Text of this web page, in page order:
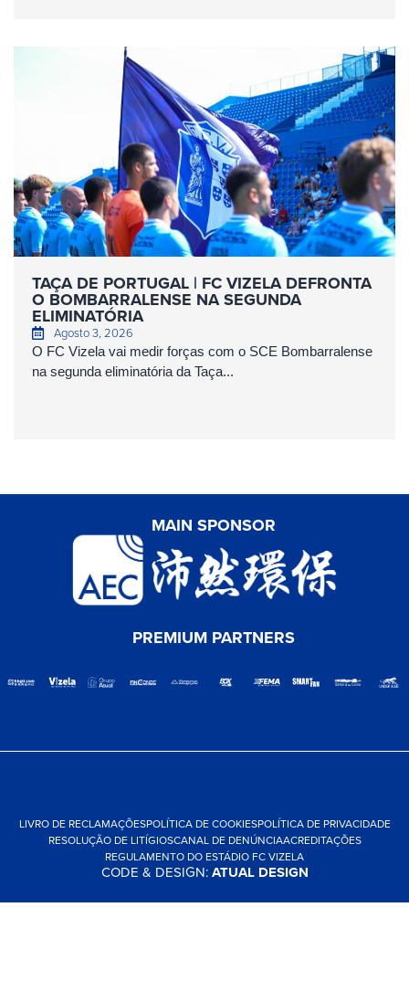
TAÇA DE PORTUGAL | FC VIZELA DEFRONTA
O BOMBARRALENSE NA SEGUNDA
ELIMINATÓRIA
Agosto 3, 2026
O FC Vizela vai medir forças com o SCE Bombarralense
na segunda eliminatória da Taça...
MAIN SPONSOR
PREMIUM PARTNERS
LIVRO DE RECLAMAÇÕESPOLÍTICA DE COOKIESPOLÍTICA DE PRIVACIDADE
RESOLUÇÃO DE LITÍGIOSCANAL DE DENÚNCIAACREDITAÇÕES
REGULAMENTO DO ESTÁDIO FC VIZELA
CODE & DESIGN:ATUAL DESIGN